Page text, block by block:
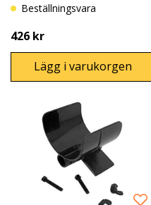
Beställningsvara
426 kr
Lägg i varukorgen